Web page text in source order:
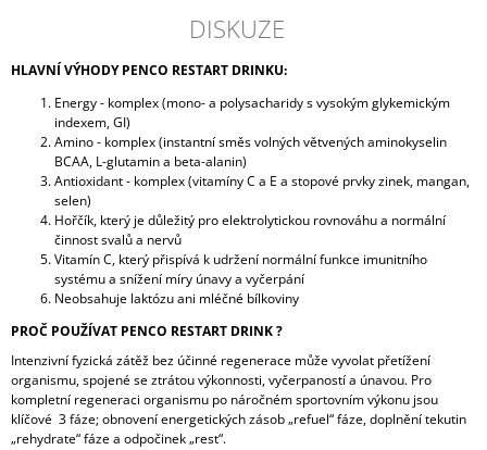
DISKUZE
HLAVNÍ VÝHODY PENCO RESTART DRINKU:
Energy - komplex (mono- a polysacharidy s vysokým glykemickým
indexem, GI)
Amino - komplex (instantní směs volných větvených aminokyselin
BCAA, L-glutamin a beta-alanin)
Antioxidant - komplex (vitamíny C a E a stopové prvky zinek, mangan,
selen)
Hořčík, který je důležitý pro elektrolytickou rovnováhu a normální
činnost svalů a nervů
Vitamín C, který přispívá k udržení normální funkce imunitního
systému a snížení míry únavy a vyčerpání
Neobsahuje laktózu ani mléčné bílkoviny
PROČ POUŽÍVAT PENCO RESTART DRINK ?
Intenzivní fyzická zátěž bez účinné regenerace může vyvolat přetížení
organismu, spojené se ztrátou výkonnosti, vyčerpaností a únavou. Pro
kompletní regeneraci organismu po náročném sportovním výkonu jsou
klíčové 3 fáze; obnovení energetických zásob „refuel“ fáze, doplnění tekutin
„rehydrate“ fáze a odpočinek „rest“.